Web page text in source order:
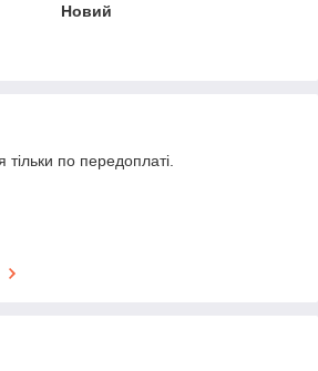
Новий
тільки по передоплаті.